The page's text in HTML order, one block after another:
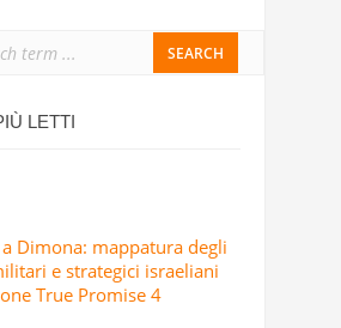
LETTI
Dimona: mappatura degli
e strategici israeliani
True Promise 4